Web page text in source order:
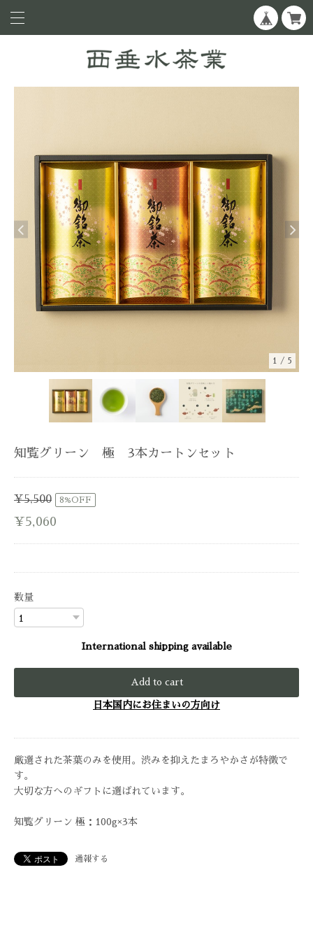
1 / 5
知覧グリーン 極 3本カートンセット
¥5,500 8%OFF
¥5,060
数量
International shipping available
Add to cart
日本国内にお住まいの方向け
厳選された茶葉のみを使用。渋みを抑えたまろやかさが特徴で
す。
大切な方へのギフトに選ばれています。
知覧グリーン 極：100g×3本
通報する